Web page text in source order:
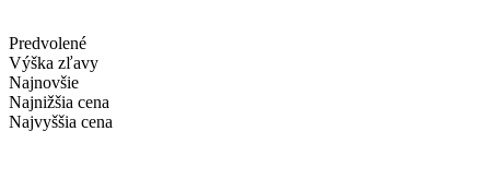
Predvolené
Výška zľavy
Najnovšie
Najnižšia cena
Najvyššia cena